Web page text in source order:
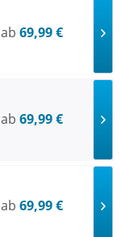
ab 69,99 €
ab 69,99 €
ab 69,99 €